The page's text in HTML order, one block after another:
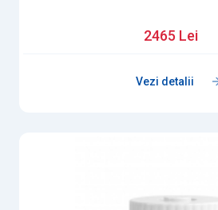
2465 Lei
Vezi detalii